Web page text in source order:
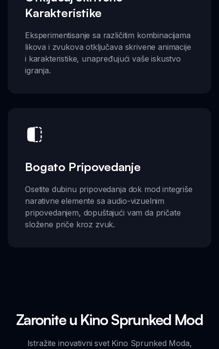
Karakteristike
Eksperimentisanje sa različitim kombinacijama
likova i zvukova otključava skrivene animacije
i karakteristike, unapređujući vaše iskustvo
igranja.
Bogato Pripovedanje
Osetite dubinu pripovedanja dok mod integriše
narativne elemente sa audio-vizuelnim
pripovedanjem, dopuštajući vam da pričate
složene priče kroz zvuk.
Zaronite u Kino Sprunked Mod
Istražite inovativni svet Kino Sprunked Moda,